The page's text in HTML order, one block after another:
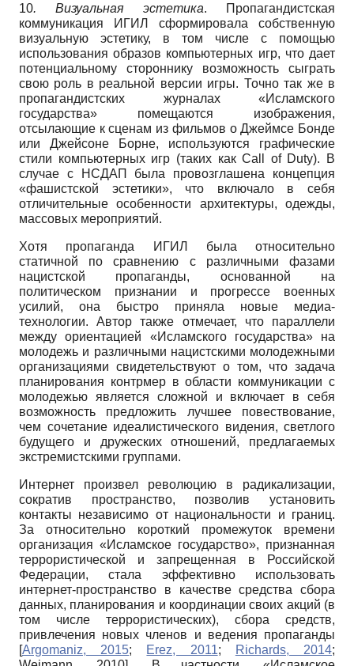
10. Визуальная эстетика. Пропагандистская
коммуникация ИГИЛ сформировала собственную
визуальную эстетику, в том числе с помощью
использования образов компьютерных игр, что дает
потенциальному стороннику возможность сыграть
свою роль в реальной версии игры. Точно так же в
пропагандистских журналах «Исламского
государства» помещаются изображения,
отсылающие к сценам из фильмов о Джеймсе Бонде
или Джейсоне Борне, используются графические
стили компьютерных игр (таких как Call of Duty). В
случае с НСДАП была провозглашена концепция
«фашистской эстетики», что включало в себя
отличительные особенности архитектуры, одежды,
массовых мероприятий.
Хотя пропаганда ИГИЛ была относительно
статичной по сравнению с различными фазами
нацистской пропаганды, основанной на
политическом признании и прогрессе военных
усилий, она быстро приняла новые медиа-
технологии. Автор также отмечает, что параллели
между ориентацией «Исламского государства» на
молодежь и различными нацистскими молодежными
организациями свидетельствуют о том, что задача
планирования контрмер в области коммуникации с
молодежью является сложной и включает в себя
возможность предложить лучшее повествование,
чем сочетание идеалистического видения, светлого
будущего и дружеских отношений, предлагаемых
экстремистскими группами.
Интернет произвел революцию в радикализации,
сократив пространство, позволив установить
контакты независимо от национальности и границ.
За относительно короткий промежуток времени
организация «Исламское государство», признанная
террористической и запрещенная в Российской
Федерации, стала эффективно использовать
интернет-пространство в качестве средства сбора
данных, планирования и координации своих акций (в
том числе террористических), сбора средств,
привлечения новых членов и ведения пропаганды
[Argomaniz, 2015; Erez, 2011; Richards, 2014;